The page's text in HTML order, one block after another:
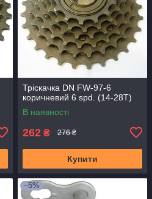
Тріскачка DN FW-97-6
коричневий 6 spd. (14-28Т)
В наявності
262 ₴ 276 ₴
Купити
–5%